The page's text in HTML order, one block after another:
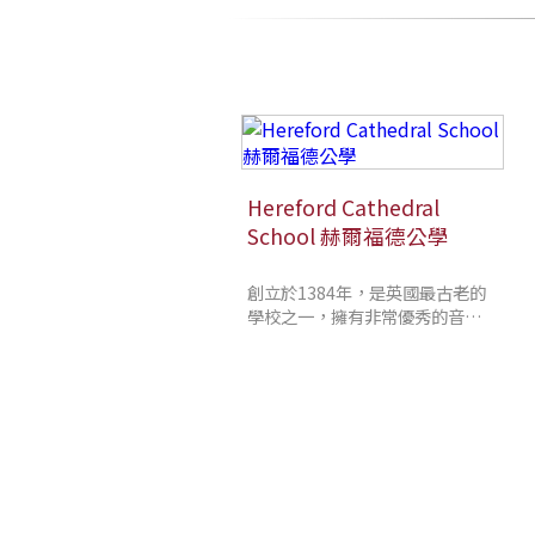
Hereford Cathedral
School 赫爾福德公學
創立於1384年，是英國最古老的
學校之一，擁有非常優秀的音樂課